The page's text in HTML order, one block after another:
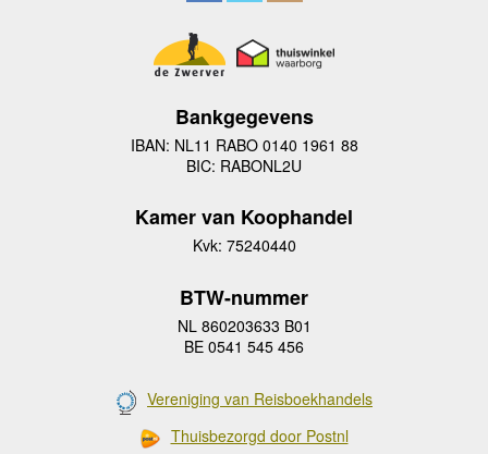
Bankgegevens
IBAN: NL11 RABO 0140 1961 88
BIC: RABONL2U
Kamer van Koophandel
Kvk: 75240440
BTW-nummer
NL 860203633 B01
BE 0541 545 456
Vereniging van Reisboekhandels
Thuisbezorgd door Postnl